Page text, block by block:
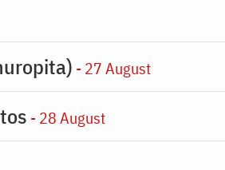
- 27 August
- 28 August